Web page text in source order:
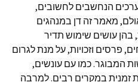
הנחשבים לחשובים,
מאמר זה דן במנהגים
בהן עושים שימוש תדיר
פרסים וזכויות, על מנת לגרום
המבוגר. כמו עם עונשים,
זמנית במקרים רבים. למרבה